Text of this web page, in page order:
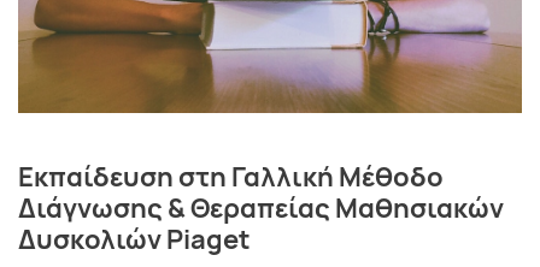
Εκπαίδευση στη Γαλλική Μέθοδο
Διάγνωσης & Θεραπείας Μαθησιακών
Δυσκολιών Piaget